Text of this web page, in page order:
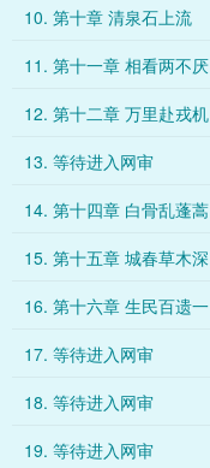
10. 第十章 清泉石上流
11. 第十一章 相看两不厌
12. 第十二章 万里赴戎机
13. 等待进入网审
14. 第十四章 白骨乱蓬蒿
15. 第十五章 城春草木深
16. 第十六章 生民百遗一
17. 等待进入网审
18. 等待进入网审
19. 等待进入网审